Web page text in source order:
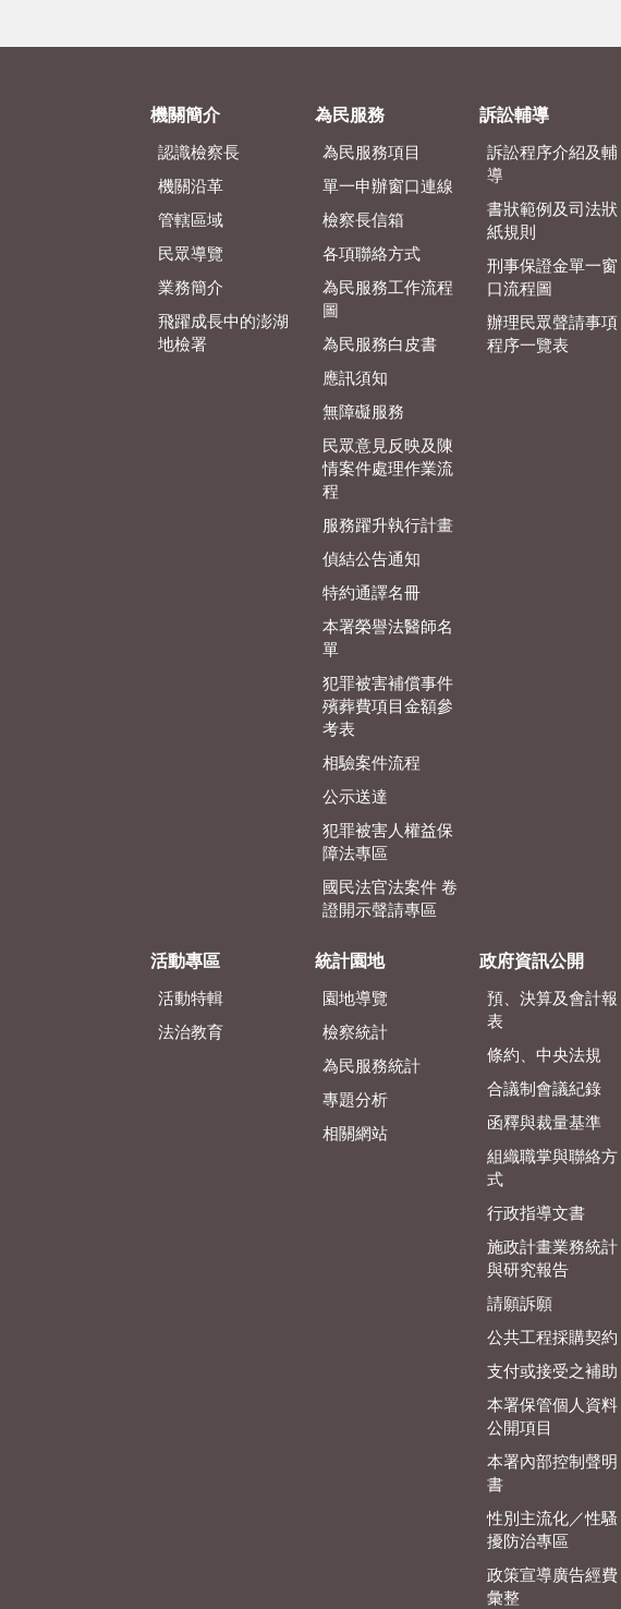
機關簡介
認識檢察長
機關沿革
管轄區域
民眾導覽
業務簡介
飛躍成長中的澎湖
地檢署
為民服務
為民服務項目
單一申辦窗口連線
檢察長信箱
各項聯絡方式
為民服務工作流程
圖
為民服務白皮書
應訊須知
無障礙服務
民眾意見反映及陳
情案件處理作業流
程
服務躍升執行計畫
偵結公告通知
特約通譯名冊
本署榮譽法醫師名
單
犯罪被害補償事件
殯葬費項目金額參
考表
相驗案件流程
公示送達
犯罪被害人權益保
障法專區
國民法官法案件 卷
證開示聲請專區
訴訟輔導
訴訟程序介紹及輔
導
書狀範例及司法狀
紙規則
刑事保證金單一窗
口流程圖
辦理民眾聲請事項
程序一覽表
活動專區
活動特輯
法治教育
統計園地
園地導覽
檢察統計
為民服務統計
專題分析
相關網站
政府資訊公開
預、決算及會計報
表
條約、中央法規
合議制會議紀錄
函釋與裁量基準
組織職掌與聯絡方
式
行政指導文書
施政計畫業務統計
與研究報告
請願訴願
公共工程採購契約
支付或接受之補助
本署保管個人資料
公開項目
本署內部控制聲明
書
性別主流化／性騷
擾防治專區
政策宣導廣告經費
彙整